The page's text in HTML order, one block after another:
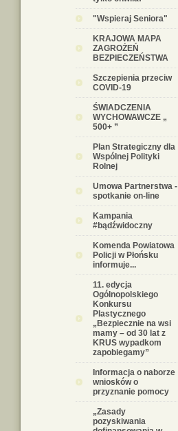
"Wspieraj Seniora"
KRAJOWA MAPA
ZAGROŻEŃ
BEZPIECZEŃSTWA
Szczepienia przeciw
COVID-19
ŚWIADCZENIA
WYCHOWAWCZE „
500+ ”
Plan Strategiczny dla
Wspólnej Polityki
Rolnej
Umowa Partnerstwa -
spotkanie on-line
Kampania
#bądźwidoczny
Komenda Powiatowa
Policji w Płońsku
informuje...
11. edycja
Ogólnopolskiego
Konkursu
Plastycznego
„Bezpiecznie na wsi
mamy – od 30 lat z
KRUS wypadkom
zapobiegamy”
Informacja o naborze
wniosków o
przyznanie pomocy
„Zasady
pozyskiwania